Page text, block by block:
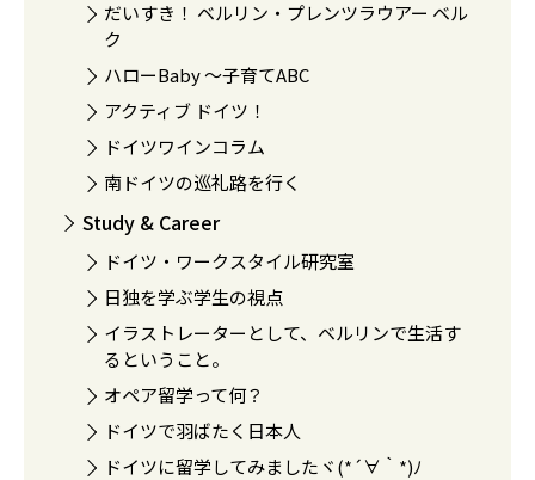
だいすき！ ベルリン・プレンツラウアー ベル
ク
ハローBaby 〜子育てABC
アクティブ ドイツ！
ドイツワインコラム
南ドイツの巡礼路を行く
Study & Career
ドイツ・ワークスタイル研究室
日独を学ぶ学生の視点
イラストレーターとして、ベルリンで生活す
るということ。
オペア留学って何？
ドイツで羽ばたく日本人
ドイツに留学してみましたヾ(*´∀｀*)ﾉ